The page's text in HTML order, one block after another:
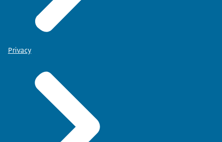
Privacy